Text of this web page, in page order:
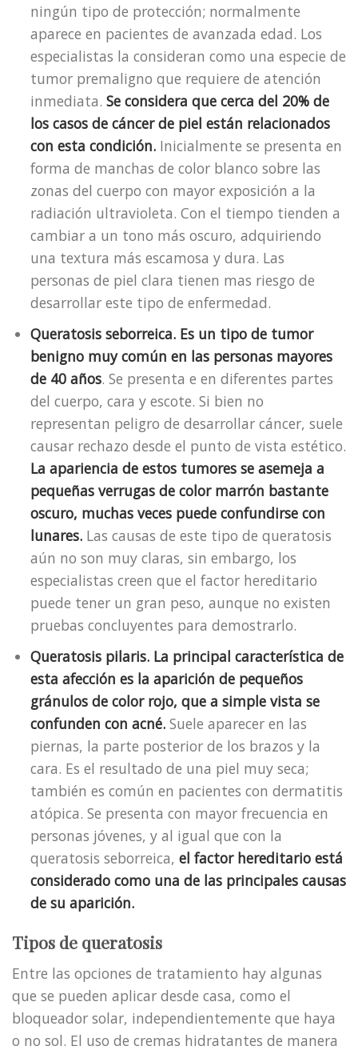
ningún tipo de protección; normalmente
aparece en pacientes de avanzada edad. Los
especialistas la consideran como una especie de
tumor premaligno que requiere de atención
inmediata. Se considera que cerca del 20% de
los casos de cáncer de piel están relacionados
con esta condición.Inicialmente se presenta en
forma de manchas de color blanco sobre las
zonas del cuerpo con mayor exposición a la
radiación ultravioleta. Con el tiempo tienden a
cambiar a un tono más oscuro, adquiriendo
una textura más escamosa y dura. Las
personas de piel clara tienen mas riesgo de
desarrollar este tipo de enfermedad.
Queratosis seborreica. Es un tipo de tumor
benigno muy común en las personas mayores
de 40 años. Se presenta e en diferentes partes
del cuerpo, cara y escote. Si bien no
representan peligro de desarrollar cáncer, suele
causar rechazo desde el punto de vista estético.
La apariencia de estos tumores se asemeja a
pequeñas verrugas de color marrón bastante
oscuro, muchas veces puede confundirse con
lunares.Las causas de este tipo de queratosis
aún no son muy claras, sin embargo, los
especialistas creen que el factor hereditario
puede tener un gran peso, aunque no existen
pruebas concluyentes para demostrarlo.
Queratosis pilaris. La principal característica de
esta afección es la aparición de pequeños
gránulos de color rojo, que a simple vista se
confunden con acné.Suele aparecer en las
piernas, la parte posterior de los brazos y la
cara. Es el resultado de una piel muy seca;
también es común en pacientes con dermatitis
atópica. Se presenta con mayor frecuencia en
personas jóvenes, y al igual que con la
queratosis seborreica, el factor hereditario está
considerado como una de las principales causas
de su aparición.
Tipos de queratosis
Entre las opciones de tratamiento hay algunas
que se pueden aplicar desde casa, como el
bloqueador solar, independientemente que haya
o no sol. El uso de cremas hidratantes de manera